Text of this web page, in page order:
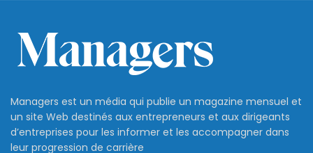
Managers est un média qui publie un magazine mensuel et
un site Web destinés aux entrepreneurs et aux dirigeants
d’entreprises pour les informer et les accompagner dans
leur progression de carrière